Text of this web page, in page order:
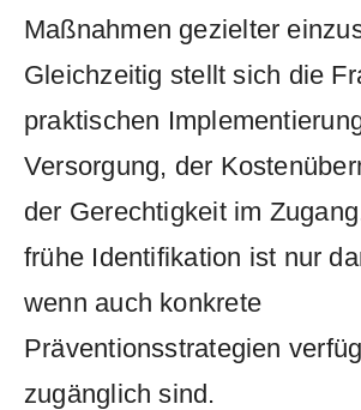
Maßnahmen gezielter
Gleichzeitig stellt sich die
praktischen
Versorgung, der
der Gerechtigkeit im
frühe Identifikation ist nur
wenn auch konkrete
Präventionsstrategien
zugänglich sind.